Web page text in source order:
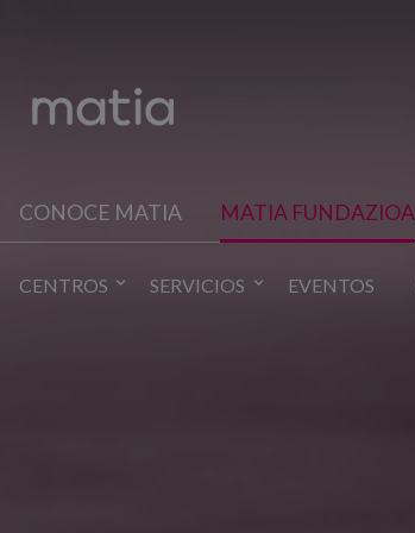
CONOCE MATIA MATIA FUNDAZIOA
CENTROS SERVICIOS EVENTOS